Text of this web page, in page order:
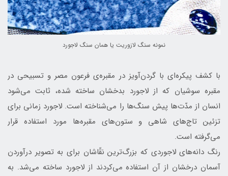
نمونه سنگ لازوريت يا همان سنگ لاجورد
با کشف پیکره‌ای با گردن‌آویز در مقبره‌ی فرعون مصر و تسبیحی در
مقبره سوشيان که از لاجورد بدخشان ساخته شده، ثابت می‌شود
انسان از مدّت‌ها پیش سنگ‌ها را می‌شناخته است. لاجورد زمانی برای
تزئین تاج‌های شاهی و ستون‌های مقبره‌ها مورد استفاده قرار
می‌گرفته است.
رنگ دانه‌های لاجوردی که بزرگ‌ترین نقّاشان برای به تصویر در‌آوردن
آسمان درخشان از آن استفاده می‌کردند از لاجورد ساخته می‌شد. به